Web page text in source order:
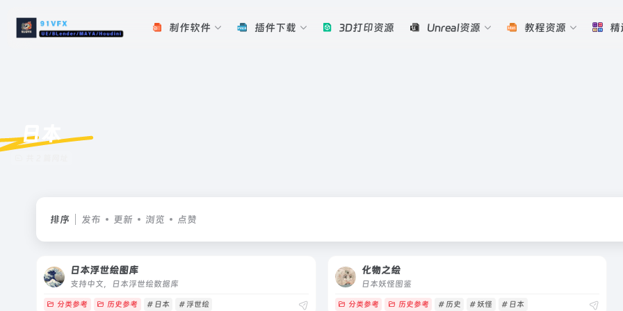
制作软件 插件下载 3D打印资源 Unreal资源 教程资源 精
日本
排序 发布 更新 浏览 点赞
日本浮世绘图库
支持中文，日本浮世绘数据库
分类参考 历史参考 # 日本 # 浮世绘
化物之绘
日本妖怪图鉴
分类参考 历史参考 # 历史 # 妖怪 # 日本